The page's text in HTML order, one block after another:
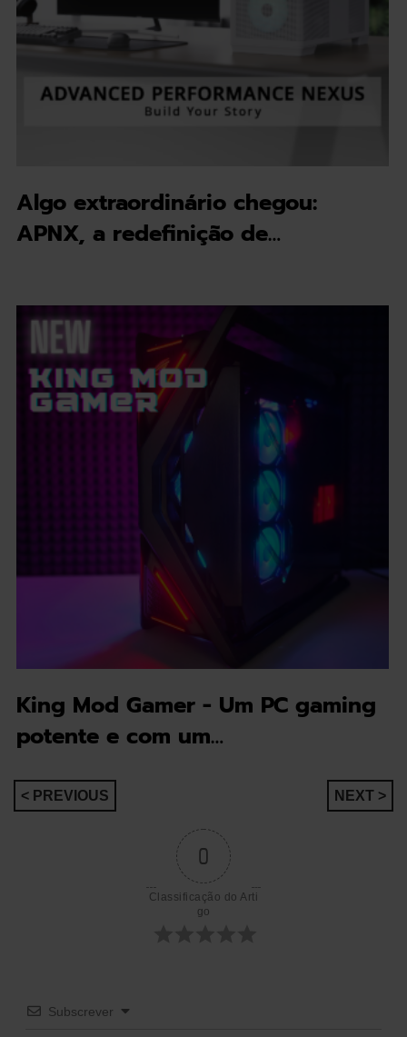
Algo extraordinário chegou:
APNX, a redefinição de…
King Mod Gamer - Um PC gaming
potente e com um…
Navegação
< PREVIOUS NEXT >
0
Classificação do Arti
go
Subscrever